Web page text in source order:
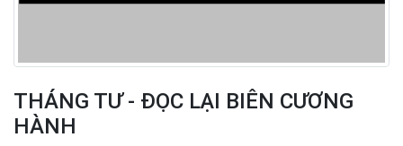
THÁNG TƯ - ĐỌC LẠI BIÊN CƯƠNG
HÀNH